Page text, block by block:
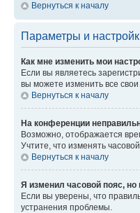
Вернуться к началу
Параметры и
Как мне изменить мои
Если вы являетесь
вы можете изменить все свои
Вернуться к началу
На конференции
Возможно, отображается
Учтите, что изменять
Вернуться к началу
Я изменил часовой пояс,
Если вы уверены, что
устранения проблемы.